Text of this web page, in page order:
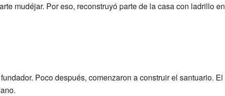
mudéjar. Por eso, reconstruyó parte de la casa con ladrillo en
Poco después, comenzaron a construir el santuario. El